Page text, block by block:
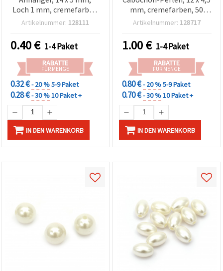
Loch 1 mm, cremefarben
– 20 Stück
Artikelnummer: 128111
0.40€ 1-4 Paket
RABATTE
FÜR MENGE
0.32 €- 20 %5-9 Paket
0.28 €- 30 %10 Paket +
IN DEN WARENKORB
mm, cremefarben, 50
Stück
Artikelnummer: 128717
1.00€ 1-4 Paket
RABATTE
FÜR MENGE
0.80 €- 20 %5-9 Paket
0.70 €- 30 %10 Paket +
IN DEN WARENKORB